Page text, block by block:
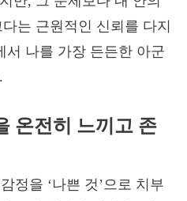
는 근원적인 신뢰를 다지
서 나를 가장 든든한 아군
온전히 느끼고 존
정을 ‘나쁜 것’으로 치부